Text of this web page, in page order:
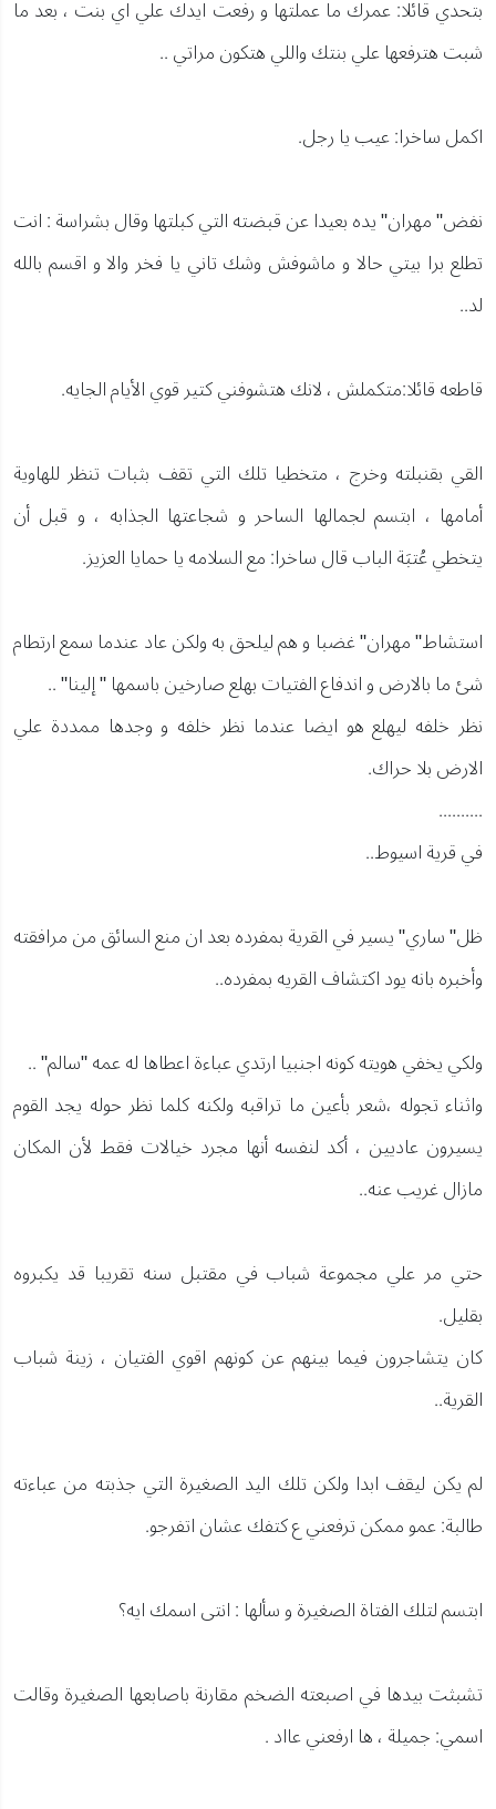
بتحدي قائلا: عمرك ما عملتها و رفعت ايدك علي اي بنت ، بعد ما
شبت هترفعها علي بنتك واللي هتكون مراتي ..
اكمل ساخرا: عيب يا رجل.
نفض" مهران" يده بعيدا عن قبضته التي كبلتها وقال بشراسة : انت
تطلع برا بيتي حالا و ماشوفش وشك تاني يا فخر والا و اقسم بالله
لد..
قاطعه قائلا:متكملش ، لانك هتشوفني كتير قوي الأيام الجايه.
القي بقنبلته وخرج ، متخطيا تلك التي تقف بثبات تنظر للهاوية
أمامها ، ابتسم لجمالها الساحر و شجاعتها الجذابه ، و قبل أن
يتخطي عُتبَة الباب قال ساخرا: مع السلامه يا حمايا العزيز.
استشاط" مهران" غضبا و هم ليلحق به ولكن عاد عندما سمع ارتطام
شئ ما بالارض و اندفاع الفتيات بهلع صارخين باسمها " إلينا" ..
نظر خلفه ليهلع هو ايضا عندما نظر خلفه و وجدها ممددة علي
الارض بلا حراك.
..........
في قرية اسيوط..
ظل" ساري" يسير في القرية بمفرده بعد ان منع السائق من مرافقته
وأخبره بانه يود اكتشاف القريه بمفرده..
ولكي يخفي هويته كونه اجنبيا ارتدي عباءة اعطاها له عمه "سالم" ..
واثناء تجوله ،شعر بأعين ما تراقبه ولكنه كلما نظر حوله يجد القوم
يسيرون عاديين ، أكد لنفسه أنها مجرد خيالات فقط لأن المكان
مازال غريب عنه..
حتي مر علي مجموعة شباب في مقتبل سنه تقريبا قد يكبروه
بقليل.
كان يتشاجرون فيما بينهم عن كونهم اقوي الفتيان ، زينة شباب
القرية..
لم يكن ليقف ابدا ولكن تلك اليد الصغيرة التي جذبته من عباءته
طالبة: عمو ممكن ترفعني ع كتفك عشان اتفرجو.
ابتسم لتلك الفتاة الصغيرة و سألها : انتى اسمك ايه؟
تشبثت بيدها في اصبعته الضخم مقارنة باصابعها الصغيرة وقالت
اسمي: جميلة ، ها ارفعني عااد .